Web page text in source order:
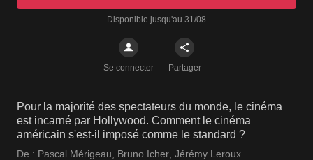
Disponible jusqu'au 31/08
Se connecter Partager
Pour la majorité des spectateurs du monde, le cinéma
est incarné par Hollywood. Comment le cinéma
américain s'est-il imposé comme le standard ?
De : Pascal Mérigeau Bruno Icher Jérémy Leroux